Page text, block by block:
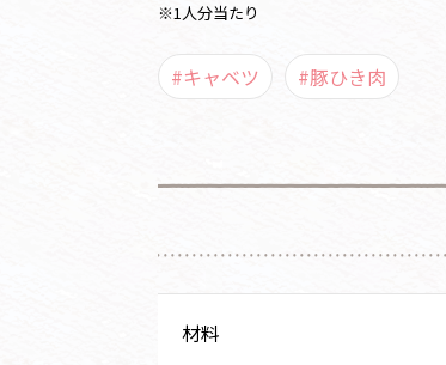
※1人分当たり
#キャベツ #豚ひき肉
材料